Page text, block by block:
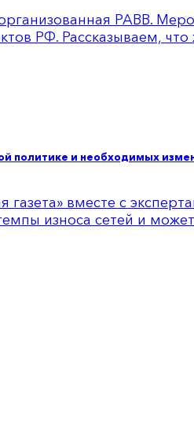
РАВВ.
РФ. Рассказываем, что
политике и необходимых
вместе с
износа сетей и